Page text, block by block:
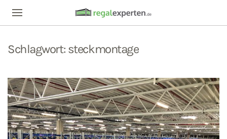
Schlagwort: steckmontage